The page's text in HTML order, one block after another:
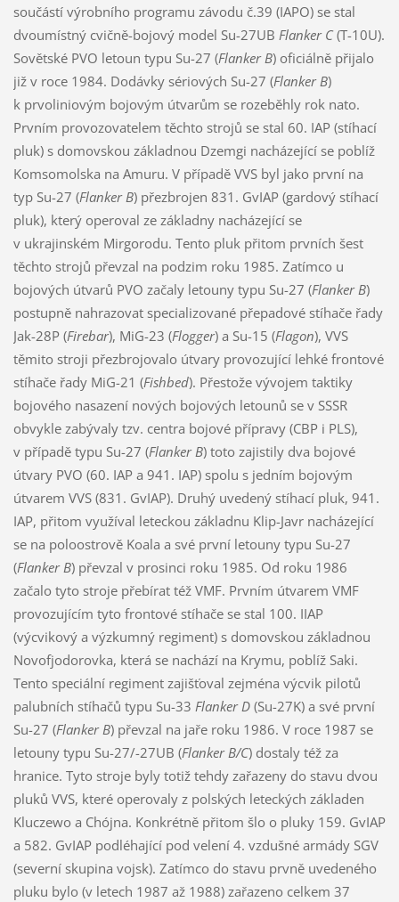
součástí výrobního programu závodu č.39 (IAPO) se stal
dvoumístný cvičně-bojový model Su-27UB Flanker C(T-10U).
Sovětské PVO letoun typu Su-27 (Flanker B) oficiálně přijalo
již v roce 1984. Dodávky sériových Su-27 (Flanker B)
k prvoliniovým bojovým útvarům se rozeběhly rok nato.
Prvním provozovatelem těchto strojů se stal 60. IAP (stíhací
pluk) s domovskou základnou Dzemgi nacházející se poblíž
Komsomolska na Amuru. V případě VVS byl jako první na
typ Su-27 (Flanker B) přezbrojen 831. GvIAP (gardový stíhací
pluk), který operoval ze základny nacházející se
v ukrajinském Mirgorodu. Tento pluk přitom prvních šest
těchto strojů převzal na podzim roku 1985. Zatímco u
bojových útvarů PVO začaly letouny typu Su-27 (Flanker B)
postupně nahrazovat specializované přepadové stíhače řady
Jak-28P (Firebar), MiG-23 (Flogger) a Su-15 (Flagon), VVS
těmito stroji přezbrojovalo útvary provozující lehké frontové
stíhače řady MiG-21 (Fishbed). Přestože vývojem taktiky
bojového nasazení nových bojových letounů se v SSSR
obvykle zabývaly tzv. centra bojové přípravy (CBP i PLS),
v případě typu Su-27 (Flanker B) toto zajistily dva bojové
útvary PVO (60. IAP a 941. IAP) spolu s jedním bojovým
útvarem VVS (831. GvIAP). Druhý uvedený stíhací pluk, 941.
IAP, přitom využíval leteckou základnu Klip-Javr nacházející
se na poloostrově Koala a své první letouny typu Su-27
(Flanker B) převzal v prosinci roku 1985. Od roku 1986
začalo tyto stroje přebírat též VMF. Prvním útvarem VMF
provozujícím tyto frontové stíhače se stal 100. IIAP
(výcvikový a výzkumný regiment) s domovskou základnou
Novofjodorovka, která se nachází na Krymu, poblíž Saki.
Tento speciální regiment zajišťoval zejména výcvik pilotů
palubních stíhačů typu Su-33 Flanker D(Su-27K) a své první
Su-27 (Flanker B) převzal na jaře roku 1986. V roce 1987 se
letouny typu Su-27/-27UB (Flanker B/C) dostaly též za
hranice. Tyto stroje byly totiž tehdy zařazeny do stavu dvou
pluků VVS, které operovaly z polských leteckých základen
Kluczewo a Chójna. Konkrétně přitom šlo o pluky 159. GvIAP
a 582. GvIAP podléhající pod velení 4. vzdušné armády SGV
(severní skupina vojsk). Zatímco do stavu prvně uvedeného
pluku bylo (v letech 1987 až 1988) zařazeno celkem 37